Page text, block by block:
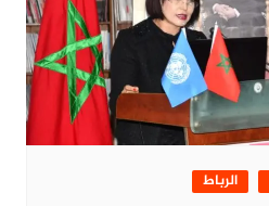
الرباط